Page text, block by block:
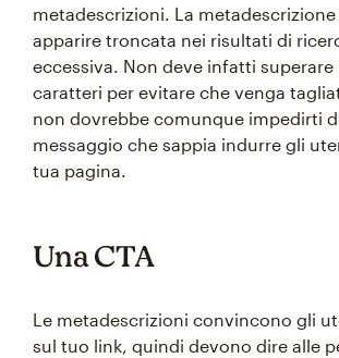
metadescrizioni. La
apparire troncata nei risultati di
eccessiva. Non deve infatti superare
caratteri per evitare che venga
non dovrebbe comunque impedirti
messaggio che sappia indurre gli
tua pagina.
Una CTA
Le metadescrizioni convincono gli
sul tuo link, quindi devono dire alle